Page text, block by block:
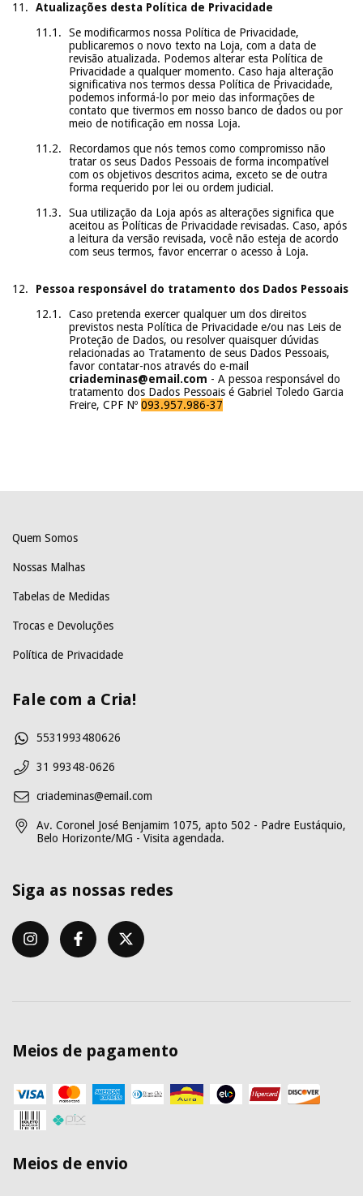
Atualizações desta Política de Privacidade
Se modificarmos nossa Política de Privacidade,
publicaremos o novo texto na Loja, com a data de
revisão atualizada. Podemos alterar esta Política de
Privacidade a qualquer momento. Caso haja alteração
significativa nos termos dessa Política de Privacidade,
podemos informá-lo por meio das informações de
contato que tivermos em nosso banco de dados ou por
meio de notificação em nossa Loja.
Recordamos que nós temos como compromisso não
tratar os seus Dados Pessoais de forma incompatível
com os objetivos descritos acima, exceto se de outra
forma requerido por lei ou ordem judicial.
Sua utilização da Loja após as alterações significa que
aceitou as Políticas de Privacidade revisadas. Caso, após
a leitura da versão revisada, você não esteja de acordo
com seus termos, favor encerrar o acesso à Loja.
Pessoa responsável do tratamento dos Dados Pessoais
Caso pretenda exercer qualquer um dos direitos
previstos nesta Política de Privacidade e/ou nas Leis de
Proteção de Dados, ou resolver quaisquer dúvidas
relacionadas ao Tratamento de seus Dados Pessoais,
favor contatar-nos através do e-mail
criademinas@email.com - A pessoa responsável do
tratamento dos Dados Pessoais é Gabriel Toledo Garcia
Freire, CPF Nº 093.957.986-37
Quem Somos
Nossas Malhas
Tabelas de Medidas
Trocas e Devoluções
Política de Privacidade
Fale com a Cria!
5531993480626
31 99348-0626
criademinas@email.com
Av. Coronel José Benjamim 1075, apto 502 - Padre Eustáquio,
Belo Horizonte/MG - Visita agendada.
Siga as nossas redes
Meios de pagamento
Meios de envio